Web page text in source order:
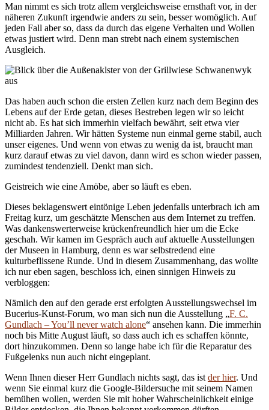
Man nimmt es sich trotz allem vergleichsweise ernsthaft vor, in der
näheren Zukunft irgendwie anders zu sein, besser womöglich. Auf
jeden Fall aber so, dass da durch das eigene Verhalten und Wollen
etwas justiert wird. Denn man strebt nach einem systemischen
Ausgleich.
Das haben auch schon die ersten Zellen kurz nach dem Beginn des
Lebens auf der Erde getan, dieses Bestreben legen wir so leicht
nicht ab. Es hat sich immerhin vielfach bewährt, seit etwa vier
Milliarden Jahren. Wir hätten Systeme nun einmal gerne stabil, auch
unser eigenes. Und wenn von etwas zu wenig da ist, braucht man
kurz darauf etwas zu viel davon, dann wird es schon wieder passen,
zumindest tendenziell. Denkt man sich.
Geistreich wie eine Amöbe, aber so läuft es eben.
Dieses beklagenswert eintönige Leben jedenfalls unterbrach ich am
Freitag kurz, um geschätzte Menschen aus dem Internet zu treffen.
Was dankenswerterweise krückenfreundlich hier um die Ecke
geschah. Wir kamen im Gespräch auch auf aktuelle Ausstellungen
der Museen in Hamburg, denn es war selbstredend eine
kulturbeflissene Runde. Und in diesem Zusammenhang, das wollte
ich nur eben sagen, beschloss ich, einen sinnigen Hinweis zu
verbloggen:
Nämlich den auf den gerade erst erfolgten Ausstellungswechsel im
Bucerius-Kunst-Forum, wo man sich nun die Ausstellung „F. C.
Gundlach – You’ll never watch alone“ ansehen kann. Die immerhin
noch bis Mitte August läuft, so dass auch ich es schaffen könnte,
dort hinzukommen. Denn so lange habe ich für die Reparatur des
Fußgelenks nun auch nicht eingeplant.
Wenn Ihnen dieser Herr Gundlach nichts sagt, das ist der hier. Und
wenn Sie einmal kurz die Google-Bildersuche mit seinem Namen
bemühen wollen, werden Sie mit hoher Wahrscheinlichkeit einige